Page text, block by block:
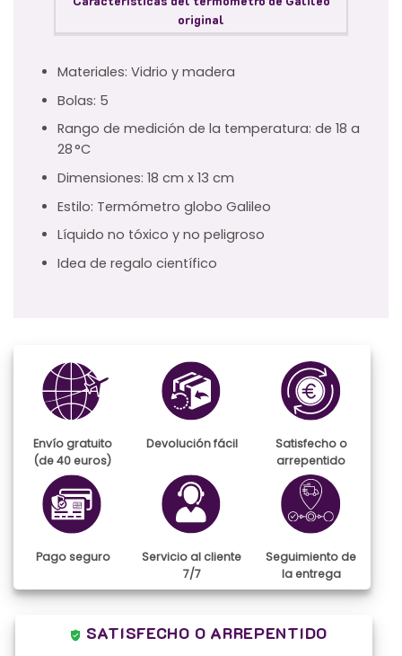
original
Materiales: Vidrio y madera
Bolas: 5
Rango de medición de la temperatura: de 18 a
28 °C
Dimensiones: 18 cm x 13 cm
Estilo: Termómetro globo Galileo
Líquido no tóxico y no peligroso
Idea de regalo científico
Envío gratuito
(de 40 euros)
Devolución fácil
Satisfecho o
arrepentido
Pago seguro
Servicio al cliente
7/7
Seguimiento de
la entrega
SATISFECHO O ARREPENTIDO